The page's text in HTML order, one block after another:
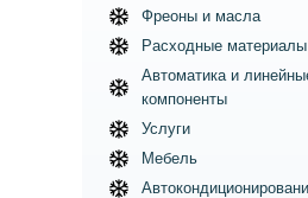
Фреоны и масла
Расходные материалы
Автоматика и
компоненты
Услуги
Мебель